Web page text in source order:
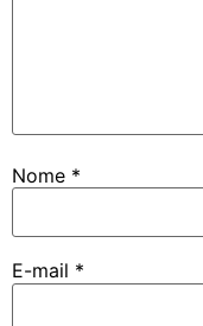
Nome *
E-mail *